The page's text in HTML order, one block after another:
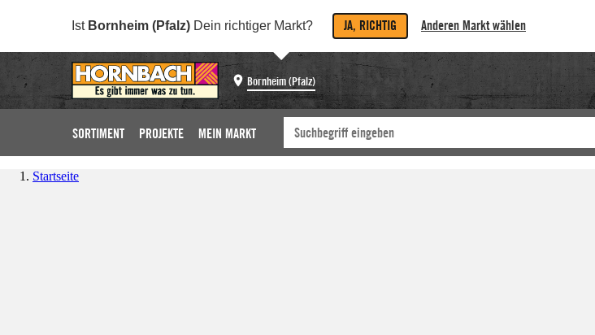
Ist Bornheim (Pfalz) Dein richtiger Markt? JA, RICHTIG Anderen Markt wählen
Bornheim (Pfalz)
SORTIMENT PROJEKTE MEIN MARKT
Startseite